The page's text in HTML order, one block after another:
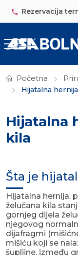
Rezervacija
Početna
Hijatalna
Hijatalna
kila
Šta je
Hijatalna hernija,
želučana kila
gornjeg dijela
njegovog
dijafragmi
mišiću koji se
šupljine, između